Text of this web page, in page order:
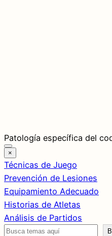
Saltar
al
contenido
Patología específica del
×
Técnicas de Juego
Prevención de Lesiones
Equipamiento Adecuado
Historias de Atletas
Análisis de Partidos
Buscar